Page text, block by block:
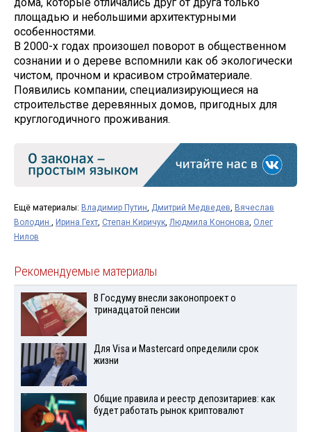
дома, которые отличались друг от друга только
площадью и небольшими архитектурными
особенностями.
В 2000-х годах произошел поворот в общественном
сознании и о дереве вспомнили как об экологически
чистом, прочном и красивом стройматериале.
Появились компании, специализирующиеся на
строительстве деревянных домов, пригодных для
круглогодичного проживания.
Ещё материалы: Владимир Путин Дмитрий Медведев Вячеслав
Володин
Ирина Гехт Степан Киричук Людмила Кононова Олег
Нилов
Рекомендуемые материалы
В Госдуму внесли законопроект о
тринадцатой пенсии
Для Visа и Mastercard определили срок
жизни
Общие правила и реестр депозитариев: как
будет работать рынок криптовалют